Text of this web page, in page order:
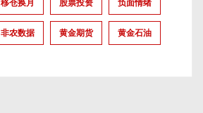
移仓换月 股票投资 负面情绪
非农数据 黄金期货 黄金石油